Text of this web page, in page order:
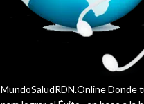
MundoSaludRDN.Online Donde